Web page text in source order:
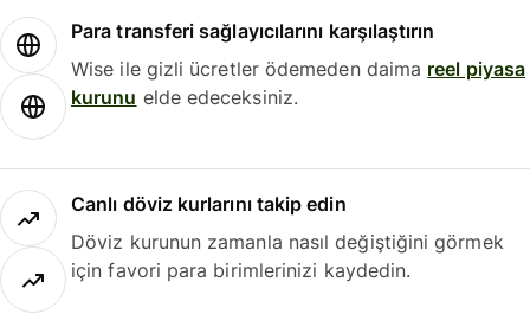
Para transferi sağlayıcılarını karşılaştırın
Wise ile gizli ücretler ödemeden daima reel piyasa
kurunu elde edeceksiniz.
Canlı döviz kurlarını takip edin
Döviz kurunun zamanla nasıl değiştiğini görmek
için favori para birimlerinizi kaydedin.